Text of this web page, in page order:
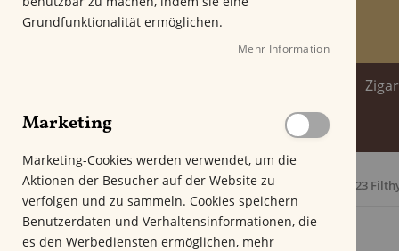
Spirituosenwelt
Startseite Alec Bradley Barber Pole Edition 2023
Z
u
Grundfunktionalität ermöglichen.
Mehr Information
Marketing
Marketing-Cookies werden verwendet, um die
Aktionen der Besucher auf der Website zu
verfolgen und zu sammeln. Cookies speichern
Benutzerdaten und Verhaltensinformationen, die
es den Werbediensten ermöglichen, mehr